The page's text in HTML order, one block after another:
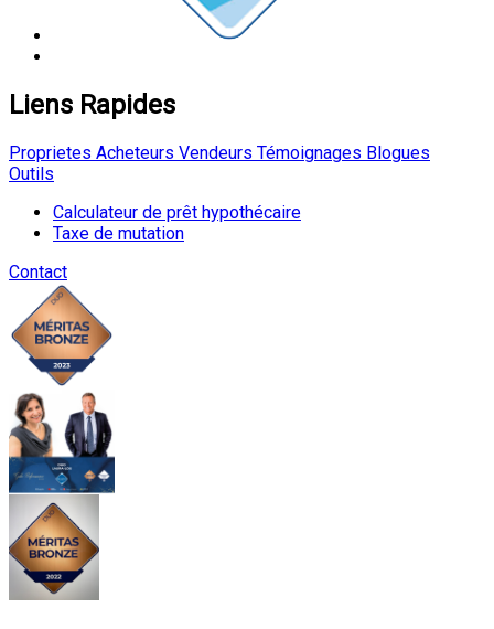
Liens Rapides
Proprietes Acheteurs Vendeurs Témoignages Blogues
Outils
Calculateur de prêt hypothécaire
Taxe de mutation
Contact